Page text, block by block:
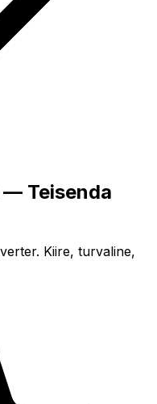
— Teisenda
Kiire, turvaline,